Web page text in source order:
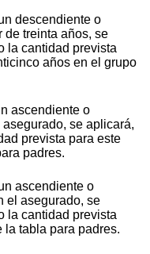
descendiente o
de treinta años, se
la cantidad prevista
años en el grupo
ascendiente o
se aplicará,
prevista para este
padres.
ascendiente o
el asegurado, se
la cantidad prevista
la tabla para padres.